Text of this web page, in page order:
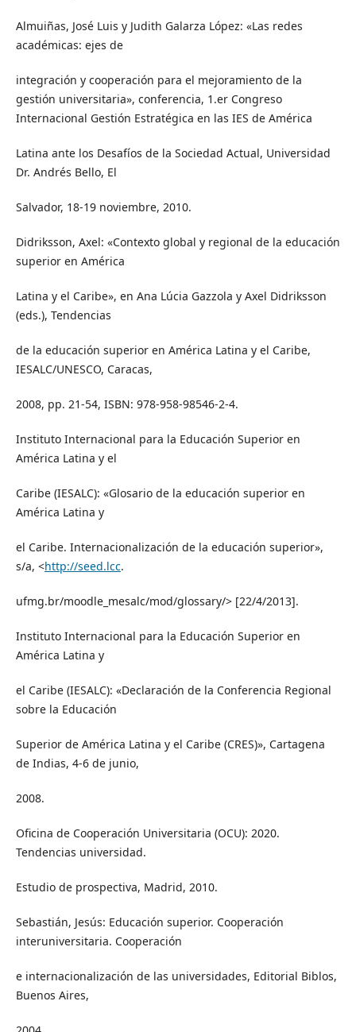
Almuiñas, José Luis y Judith Galarza López: «Las redes
académicas: ejes de
integración y cooperación para el mejoramiento de la
gestión universitaria», conferencia, 1.er Congreso
Internacional Gestión Estratégica en las IES de América
Latina ante los Desafíos de la Sociedad Actual, Universidad
Dr. Andrés Bello, El
Salvador, 18-19 noviembre, 2010.
Didriksson, Axel: «Contexto global y regional de la educación
superior en América
Latina y el Caribe», en Ana Lúcia Gazzola y Axel Didriksson
(eds.), Tendencias
de la educación superior en América Latina y el Caribe,
IESALC/UNESCO, Caracas,
2008, pp. 21-54, ISBN: 978-958-98546-2-4.
Instituto Internacional para la Educación Superior en
América Latina y el
Caribe (IESALC): «Glosario de la educación superior en
América Latina y
el Caribe. Internacionalización de la educación superior»,
s/a, <http://seed.lcc.
ufmg.br/moodle_mesalc/mod/glossary/> [22/4/2013].
Instituto Internacional para la Educación Superior en
América Latina y
el Caribe (IESALC): «Declaración de la Conferencia Regional
sobre la Educación
Superior de América Latina y el Caribe (CRES)», Cartagena
de Indias, 4-6 de junio,
2008.
Oficina de Cooperación Universitaria (OCU): 2020.
Tendencias universidad.
Estudio de prospectiva, Madrid, 2010.
Sebastián, Jesús: Educación superior. Cooperación
interuniversitaria. Cooperación
e internacionalización de las universidades, Editorial Biblos,
Buenos Aires,